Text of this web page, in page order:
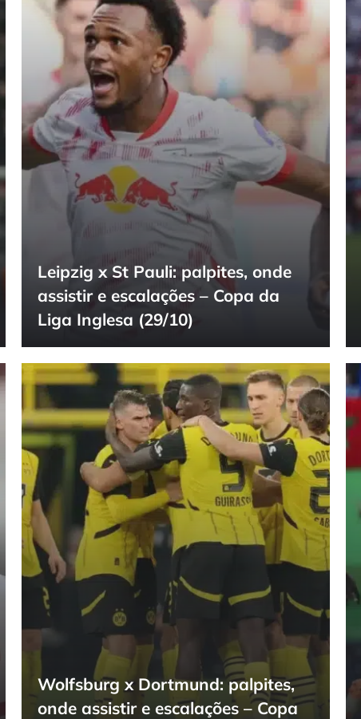
Leipzig x St Pauli: palpites, onde
assistir e escalações – Copa da
Liga Inglesa (29/10)
Wolfsburg x Dortmund: palpites,
onde assistir e escalações – Copa